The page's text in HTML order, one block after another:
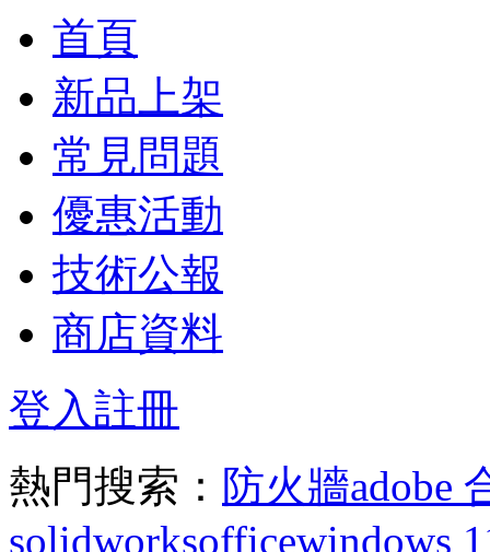
首頁
新品上架
常見問題
優惠活動
技術公報
商店資料
登入註冊
熱門搜索： 防火牆adobe
solidworksofficewindows